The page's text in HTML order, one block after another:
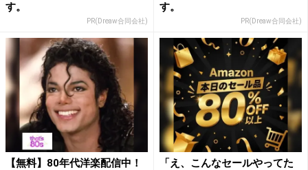
す。
PR(Dreaw合同会社)
す。
PR(Dreaw合同会社)
【無料】80年代洋楽配信中！
「え、こんなセールやってた